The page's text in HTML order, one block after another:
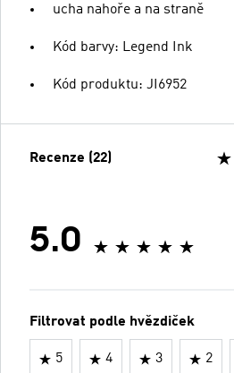
ucha nahoře a na straně
Kód barvy: Legend Ink
Kód produktu: JI6952
Recenze (22)
5.0
Filtrovat podle hvězdiček
5 4 3 2